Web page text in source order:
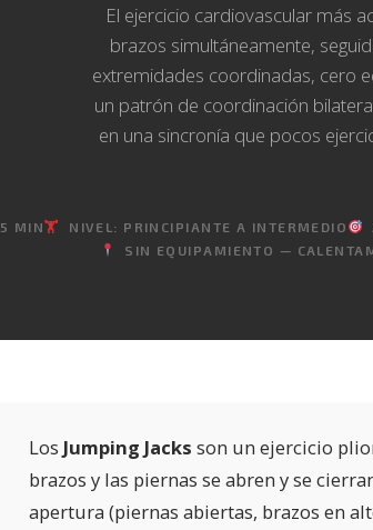
El ejercicio cardiovascular más
brazos simultáneamente,
extremidades coordinadas, cero
un patrón de coordinación
en una sincronía que pocos
5 MIN🏋️ NIVEL: PRINCIPIANTE A INTERMEDIO
SIN EQUIPAMIENTO —
Los Jumping Jacks son un ejercicio
brazos y las piernas se abren y se
apertura (piernas abiertas, brazos en